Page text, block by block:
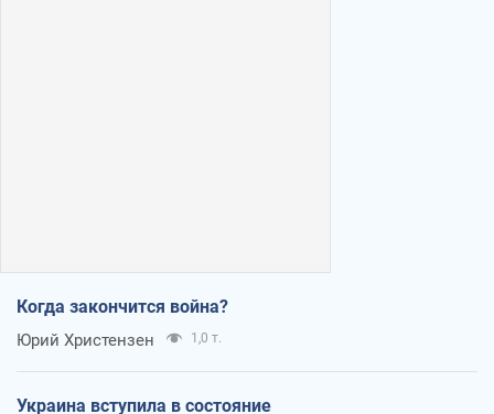
Когда закончится война?
Юрий Христензен 1,0 т.
Украина вступила в состояние